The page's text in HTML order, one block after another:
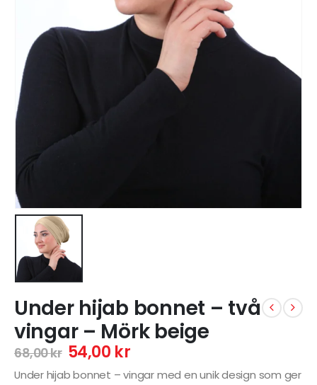
Under hijab bonnet – två
vingar – Mörk beige
68,00kr 54,00 kr
Under hijab bonnet – vingar med en unik design som ger